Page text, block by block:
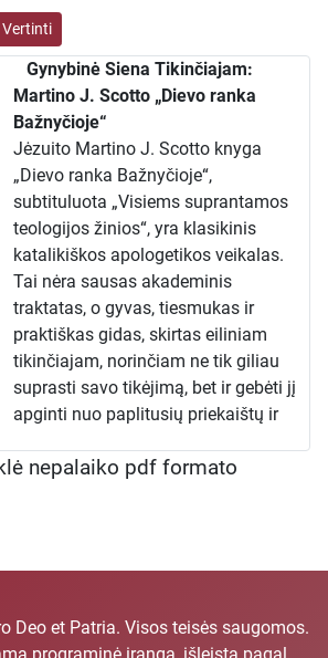
Gynybinė Siena Tikinčiajam:
Martino J. Scotto „Dievo ranka
Bažnyčioje“
Jėzuito Martino J. Scotto knyga
„Dievo ranka Bažnyčioje“,
subtituluota „Visiems suprantamos
teologijos žinios“, yra klasikinis
katalikiškos apologetikos veikalas.
Tai nėra sausas akademinis
traktatas, o gyvas, tiesmukas ir
praktiškas gidas, skirtas eiliniam
tikinčiajam, norinčiam ne tik giliau
suprasti savo tikėjimą, bet ir gebėti jį
apginti nuo paplitusių priekaištų ir
imasi nelengvos užduoties –
Bažnyčios prigimtį.
Knyga yra sudaryta iš trumpų,
teminių skyrių, kurių kiekvienas
nepalaiko pdf formato
Deo et Patria. Visos teisės saugomos.